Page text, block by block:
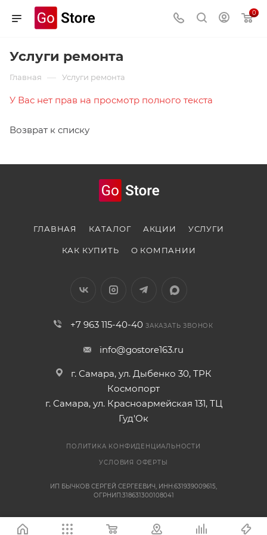
0
Услуги ремонта
Главная — Услуги ремонта
У Вас нет прав на просмотр полного текста
Возврат к списку
ГЛАВНАЯ КАТАЛОГ АКЦИИ УСЛУГИ
КАК КУПИТЬ О КОМПАНИИ
+7 963 115-40-40 ЗАКАЗАТЬ ЗВОНОК
info@gostore163.ru
г. Самара, ул. Дыбенко 30, ТРК
Космопорт
г. Самара, ул. Красноармейская 131, ТЦ
Гуд'Ок
ПОЛИТИКА КОНФИДЕНЦИАЛЬНОСТИ
УСЛОВИЯ ОФЕРТЫ
ИП БЫЧКОВ СЕРГЕЙ СЕРГЕЕВИЧ, ИНН:631939009615,
ОГРНИП:318631300108041